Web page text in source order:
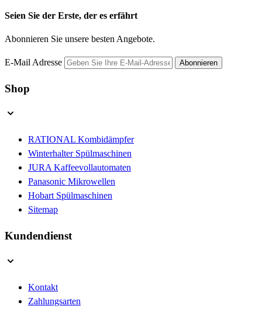
Seien Sie der Erste, der es erfährt
Abonnieren Sie unsere besten Angebote.
E-Mail Adresse Abonnieren
Shop
RATIONAL Kombidämpfer
Winterhalter Spülmaschinen
JURA Kaffeevollautomaten
Panasonic Mikrowellen
Hobart Spülmaschinen
Sitemap
Kundendienst
Kontakt
Zahlungsarten